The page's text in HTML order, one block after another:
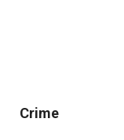
Crime